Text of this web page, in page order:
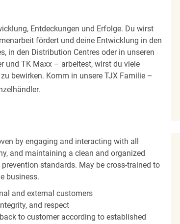
Entdeckungen und Erfolge. Du wirst
fördert und deine Entwicklung in den
in den Distribution Centres oder in unseren
und TK Maxx – arbeitest, wirst du viele
bewirken. Komm in unsere TJX Familie –
by engaging and interacting with all
and maintaining a clean and organized
standards. May be cross-trained to
business.
and external customers
and respect
to customer according to established